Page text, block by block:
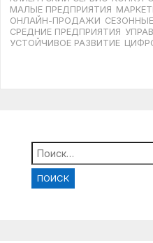
МАЛЫЕ ПРЕДПРИЯТИЯ
ОНЛАЙН-ПРОДАЖИ
СРЕДНИЕ ПРЕДПРИЯТИЯ
УСТОЙЧИВОЕ РАЗВИТИЕ
Найти: